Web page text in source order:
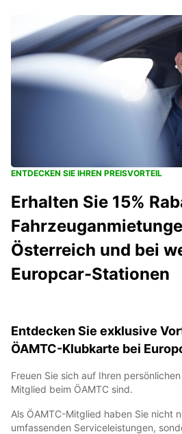
ENTDECKEN SIE IHREN PREISVORTEIL
Erhalten Sie 15%
Österreich und bei
Europcar-Stationen
Entdecken Sie exklusive
ÖAMTC-Klubkarte bei
Freuen Sie sich auf Ihren
Mitglied beim ÖAMTC sind.
Als ÖAMTC-Mitglied haben Sie nicht
umfassenden Serviceleistungen,